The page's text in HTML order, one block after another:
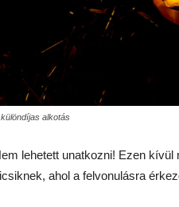
alkotás
lehetett unatkozni! Ezen
ahol a felvonulásra